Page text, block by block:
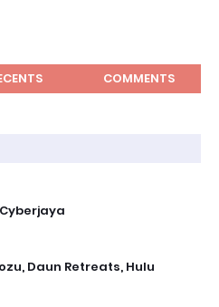
COMMENTS
Daun Retreats, Hulu